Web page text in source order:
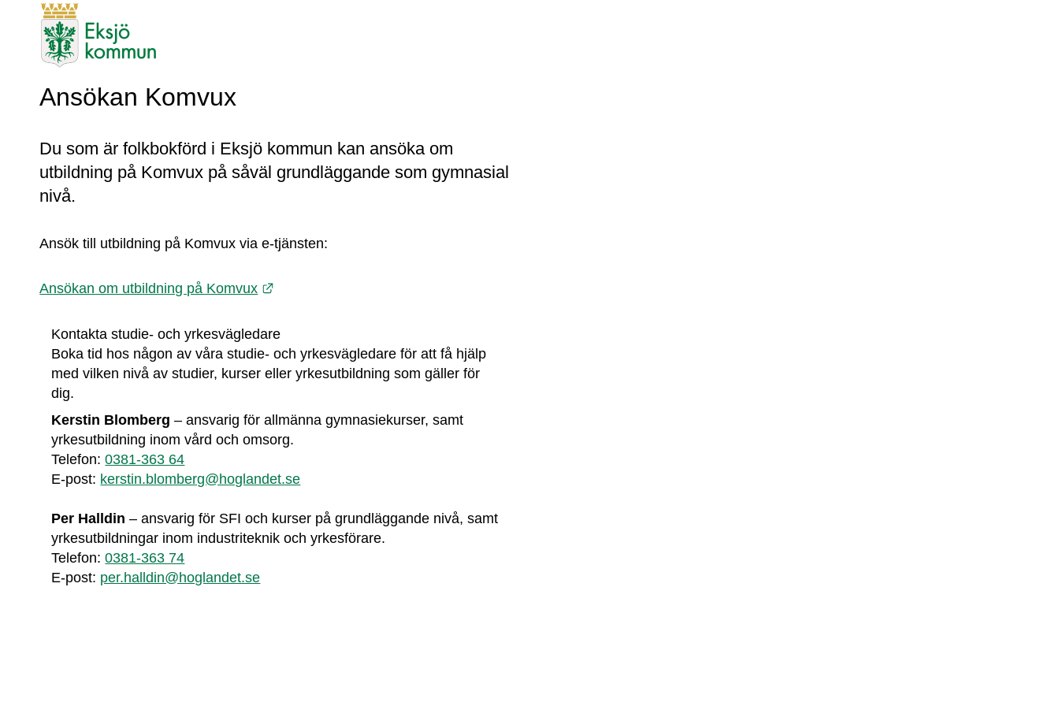
Ansökan Komvux
Du som är folkbokförd i Eksjö kommun kan ansöka om
utbildning på Komvux på såväl grundläggande som gymnasial
nivå.
Ansök till utbildning på Komvux via e-tjänsten:
Ansökan om utbildning på Komvux Länk till annan webbplats.
Kontakta studie- och yrkesvägledare
Boka tid hos någon av våra studie- och yrkesvägledare för att få hjälp
med vilken nivå av studier, kurser eller yrkesutbildning som gäller för
dig.
Kerstin Blomberg – ansvarig för allmänna gymnasiekurser, samt
yrkesutbildning inom vård och omsorg.
Telefon: 0381-363 64
E-post: kerstin.blomberg@hoglandet.se
Per Halldin – ansvarig för SFI och kurser på grundläggande nivå, samt
yrkesutbildningar inom industriteknik och yrkesförare.
Telefon: 0381-363 74
E-post: per.halldin@hoglandet.se